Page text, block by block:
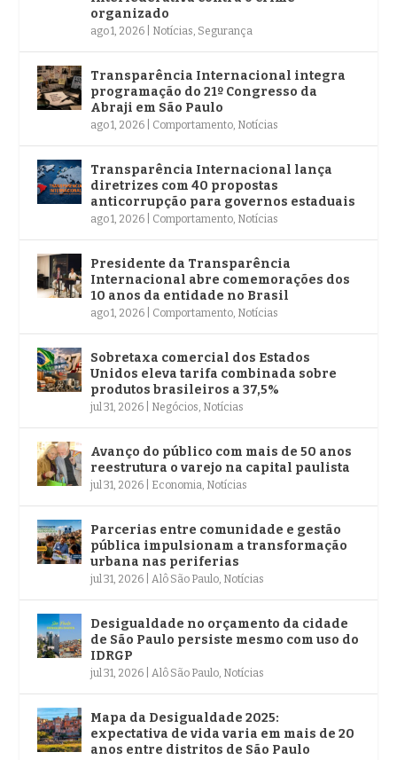
organizado
ago 1, 2026 Notícias, Segurança
Transparência Internacional integra
programação do 21º Congresso da
Abraji em São Paulo
ago 1, 2026 Comportamento, Notícias
Transparência Internacional lança
diretrizes com 40 propostas
anticorrupção para governos estaduais
ago 1, 2026 Comportamento, Notícias
Presidente da Transparência
Internacional abre comemorações dos
10 anos da entidade no Brasil
ago 1, 2026 Comportamento, Notícias
Sobretaxa comercial dos Estados
Unidos eleva tarifa combinada sobre
produtos brasileiros a 37,5%
jul 31, 2026 Negócios, Notícias
Avanço do público com mais de 50 anos
reestrutura o varejo na capital paulista
jul 31, 2026 Economia, Notícias
Parcerias entre comunidade e gestão
pública impulsionam a transformação
urbana nas periferias
jul 31, 2026 |Alô São Paulo, Notícias
Desigualdade no orçamento da cidade
de São Paulo persiste mesmo com uso do
IDRGP
jul 31, 2026 |Alô São Paulo, Notícias
Mapa da Desigualdade 2025:
expectativa de vida varia em mais de 20
anos entre distritos de São Paulo